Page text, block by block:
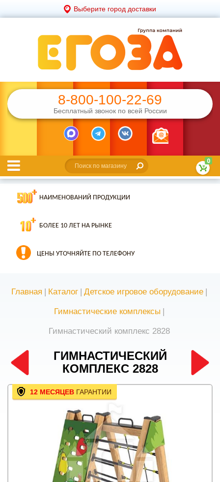
Выберите город доставки
8-800-100-22-69
Бесплатный звонок по всей России
0
НАИМЕНОВАНИЙ ПРОДУКЦИИ
БОЛЕЕ 10 ЛЕТ НА РЫНКЕ
ЦЕНЫ УТОЧНЯЙТЕ ПО ТЕЛЕФОНУ
Главная | Каталог | Детское игровое оборудование |
Гимнастические комплексы |
Гимнастический комплекс 2828
ГИМНАСТИЧЕСКИЙ
КОМПЛЕКС 2828
12 МЕСЯЦЕВ ГАРАНТИИ